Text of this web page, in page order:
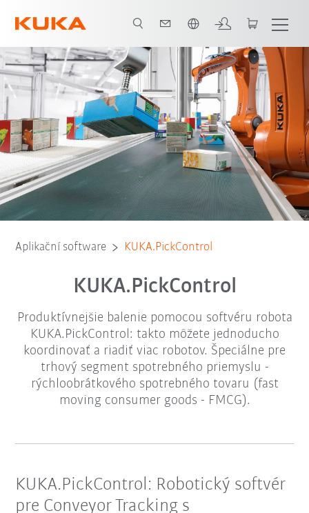
Výhody Varianty
Aplikační software KUKA.PickControl
KUKA.PickControl
Produktívnejšie balenie pomocou softvéru robota
KUKA.PickControl: takto môžete jednoducho
koordinovať a riadiť viac robotov. Špeciálne pre
trhový segment spotrebného priemyslu -
rýchloobrátkového spotrebného tovaru (fast
moving consumer goods - FMCG).
KUKA.PickControl: Robotický softvér
pre Conveyor Tracking s